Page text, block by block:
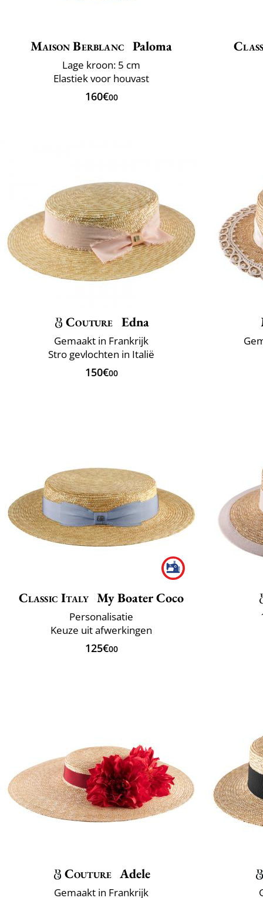
Maison Berblanc Paloma
Lage kroon: 5 cm
Elastiek voor houvast
160€00
Couture Edna
Gemaakt in Frankrijk
Stro gevlochten in Italië
150€00
Classic Italy My Boater Coco
Personalisatie
Keuze uit afwerkingen
125€00
Couture Adele
Gemaakt in Frankrijk